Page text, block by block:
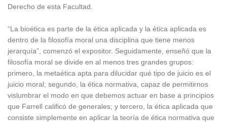
Derecho de esta Facultad.
“La bioética es parte de la ética aplicada y la ética aplicada es
dentro de la filosofía moral una disciplina que tiene menos
jerarquía”, comenzó el expositor. Seguidamente, enseñó que la
filosofía moral se divide en al menos tres grandes grupos:
primero, la metaética apta para dilucidar qué tipo de juicio es el
juicio moral; segundo, la ética normativa, capaz de permitirnos
vislumbrar el modo en que debemos actuar en base a principios
que Farrell calificó de generales; y tercero, la ética aplicada que
consiste simplemente en aplicar la teoría de ética normativa que